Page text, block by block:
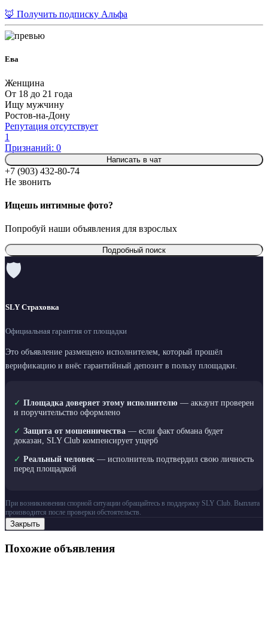
🦊 Получить подписку Альфа
Ева
Женщина
От 18 до 21 года
Ищу мужчину
Ростов-на-Дону
Репутация отсутствует
1
Признаний: 0
Написать в чат
+7 (903) 432-80-74
Не звонить
Ищешь интимные фото?
Попробуй наши объявления для взрослых
Подробный поиск
🛡
SLY Страховка
Официальная гарантия от площадки
Это объявление размещено исполнителем, который прошёл
верификацию и внёс гарантийный депозит в пользу площадки.
✓ Площадка доверяет этому исполнителю — аккаунт проверен
и поручительство оформлено
✓ Защита от мошенничества — если факт обмана будет
доказан, SLY Club компенсирует ущерб
✓ Реальный человек — исполнитель подтвердил свою личность
перед площадкой
При возникновении спорной ситуации обращайтесь в поддержку SLY Club. Выплата
производится после проверки обстоятельств.
Закрыть
Похожие объявления